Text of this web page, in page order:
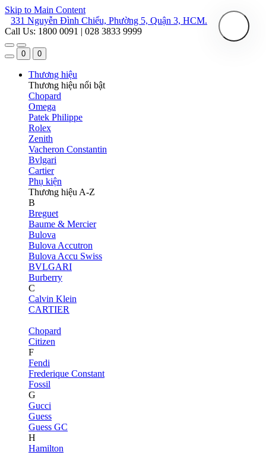
Skip to Main Content
331 Nguyễn Đình Chiểu, Phường 5, Quận 3, HCM.
Call Us: 1800 0091 | 028 3833 9999
0 0
Thương hiệu
Thương hiệu nổi bật
Chopard
Omega
Patek Philippe
Rolex
Zenith
Vacheron Constantin
Bvlgari
Cartier
Phụ kiện
Thương hiệu A-Z
B
Breguet
Baume & Mercier
Bulova
Bulova Accutron
Bulova Accu Swiss
BVLGARI
Burberry
C
Calvin Klein
CARTIER
Chopard
Citizen
F
Fendi
Frederique Constant
Fossil
G
Gucci
Guess
Guess GC
H
Hamilton